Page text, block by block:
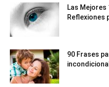
Las Mejores
Reflexiones
90 Frases
incondicional